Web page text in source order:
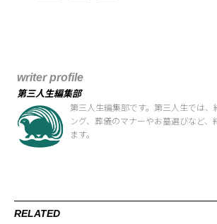
writer profile
第三人生編集部
第三人生編集部です。第三人生では、
ング、葬儀のマナーやお墓選びなど、
ます。
RELATED